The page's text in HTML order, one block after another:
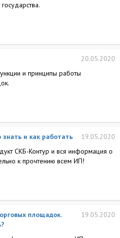
20.05.2020
и принципы работы
19.05.2020
и как работать
СКБ-Контур и вся информация о
к прочтению всем ИП!
19.05.2020
площадок.